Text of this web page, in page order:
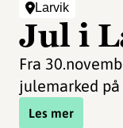
Larvik
Jul i
Fra
julemarked
Les mer